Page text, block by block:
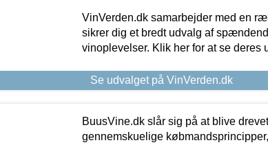
VinVerden.dk samarbejder med en
sikrer dig et bredt udvalg af
vinoplevelser. Klik her for at se deres
Se udvalget på VinVerden.dk
BuusVine.dk slår sig på at blive
gennemskuelige